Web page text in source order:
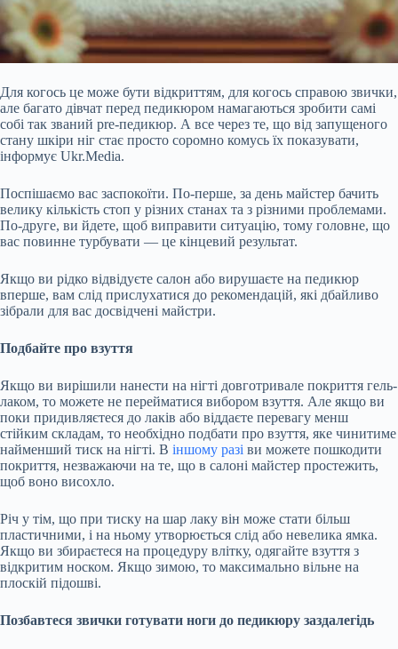
Для когось це може бути відкриттям, для когось справою звички,
але багато дівчат перед педикюром намагаються зробити самі
собі так званий pre-педикюр. А все через те, що від запущеного
стану шкіри ніг стає просто соромно комусь їх показувати,
інформує Ukr.Media.
Поспішаємо вас заспокоїти. По-перше, за день майстер бачить
велику кількість стоп у різних станах та з різними проблемами.
По-друге, ви йдете, щоб виправити ситуацію, тому головне, що
вас повинне турбувати — це кінцевий результат.
Якщо ви рідко відвідуєте салон або вирушаєте на педикюр
вперше, вам слід прислухатися до рекомендацій, які дбайливо
зібрали для вас досвідчені майстри.
Подбайте про взуття
Якщо ви вирішили нанести на нігті довготривале покриття гель-
лаком, то можете не перейматися вибором взуття. Але якщо ви
поки придивляєтеся до лаків або віддаєте перевагу менш
стійким складам, то необхідно подбати про взуття, яке чинитиме
найменший тиск на нігті. В іншому разі ви можете пошкодити
покриття, незважаючи на те, що в салоні майстер простежить,
щоб воно висохло.
Річ у тім, що при тиску на шар лаку він може стати більш
пластичними, і на ньому утворюється слід або невелика ямка.
Якщо ви збираєтеся на процедуру влітку, одягайте взуття з
відкритим носком. Якщо зимою, то максимально вільне на
плоскій підошві.
Позбавтеся звички готувати ноги до педикюру заздалегідь